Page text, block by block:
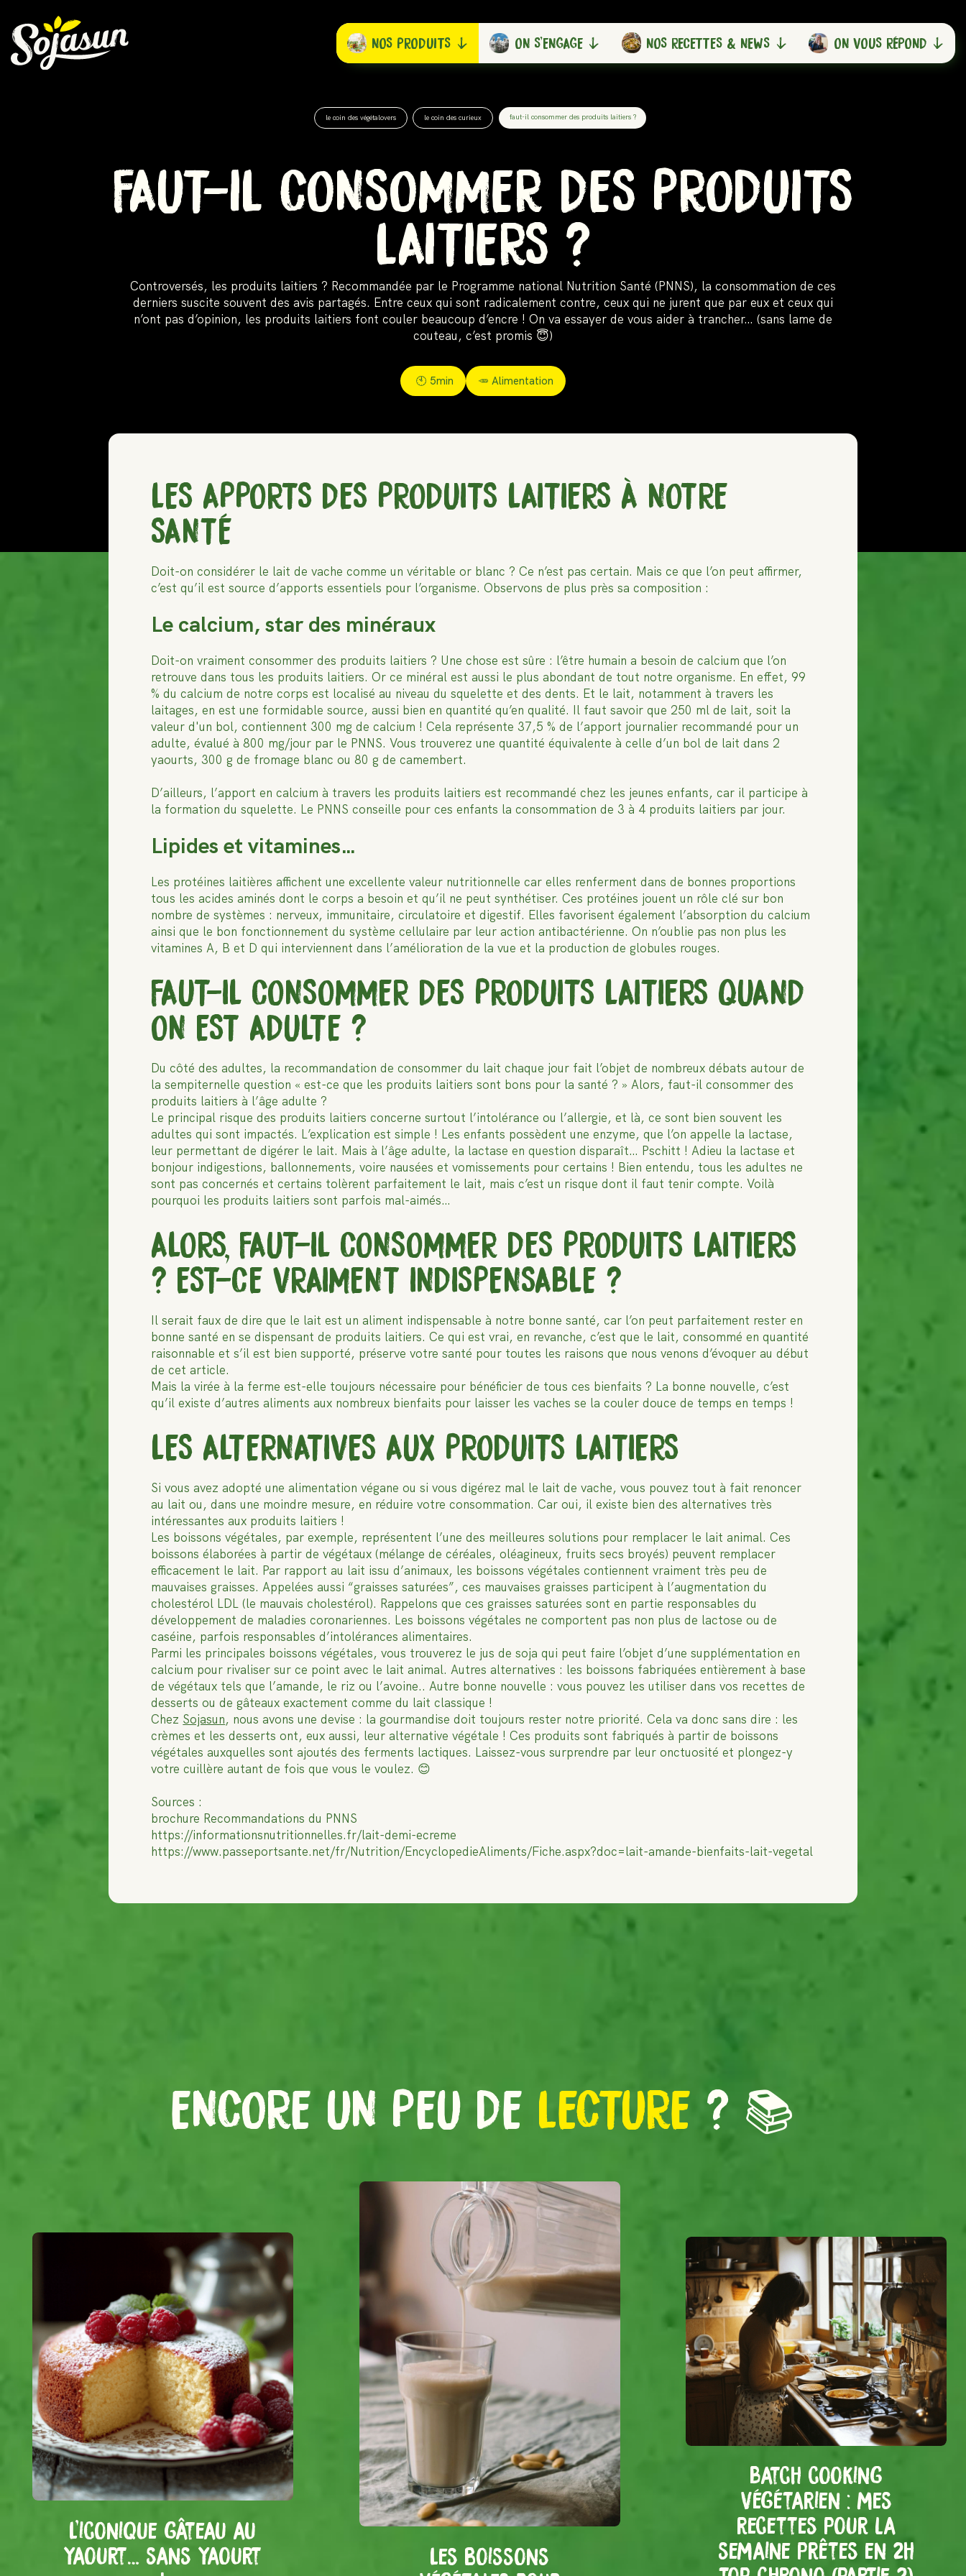
NOS PRODUITS ON S'ENGAGE NOS RECETTES & NEWS ON VOUS RÉPOND
le coin des végétalovers le coin des curieux faut-il consommer des produits laitiers ?
FAUT-IL CONSOMMER DES PRODUITS
LAITIERS ?
Controversés, les produits laitiers ? Recommandée par le Programme national Nutrition Santé (PNNS), la consommation de ces
derniers suscite souvent des avis partagés. Entre ceux qui sont radicalement contre, ceux qui ne jurent que par eux et ceux qui
n’ont pas d’opinion, les produits laitiers font couler beaucoup d’encre ! On va essayer de vous aider à trancher… (sans lame de
couteau, c’est promis 😇)
🕙 5min 🥕 Alimentation
LES APPORTS DES PRODUITS LAITIERS À NOTRE
SANTÉ
Doit-on considérer le lait de vache comme un véritable or blanc ? Ce n’est pas certain. Mais ce que l’on peut affirmer,
c’est qu’il est source d’apports essentiels pour l’organisme. Observons de plus près sa composition :
Le calcium, star des minéraux
Doit-on vraiment consommer des produits laitiers ? Une chose est sûre : l’être humain a besoin de calcium que l’on
retrouve dans tous les produits laitiers. Or ce minéral est aussi le plus abondant de tout notre organisme. En effet, 99
% du calcium de notre corps est localisé au niveau du squelette et des dents. Et le lait, notamment à travers les
laitages, en est une formidable source, aussi bien en quantité qu’en qualité. Il faut savoir que 250 ml de lait, soit la
valeur d'un bol, contiennent 300 mg de calcium ! Cela représente 37,5 % de l’apport journalier recommandé pour un
adulte, évalué à 800 mg/jour par le PNNS. Vous trouverez une quantité équivalente à celle d’un bol de lait dans 2
yaourts, 300 g de fromage blanc ou 80 g de camembert.
D’ailleurs, l’apport en calcium à travers les produits laitiers est recommandé chez les jeunes enfants, car il participe à
la formation du squelette. Le PNNS conseille pour ces enfants la consommation de 3 à 4 produits laitiers par jour.
Lipides et vitamines…
Les protéines laitières affichent une excellente valeur nutritionnelle car elles renferment dans de bonnes proportions
tous les acides aminés dont le corps a besoin et qu’il ne peut synthétiser. Ces protéines jouent un rôle clé sur bon
nombre de systèmes : nerveux, immunitaire, circulatoire et digestif. Elles favorisent également l’absorption du calcium
ainsi que le bon fonctionnement du système cellulaire par leur action antibactérienne. On n’oublie pas non plus les
vitamines A, B et D qui interviennent dans l’amélioration de la vue et la production de globules rouges.
FAUT-IL CONSOMMER DES PRODUITS LAITIERS QUAND
ON EST ADULTE ?
Du côté des adultes, la recommandation de consommer du lait chaque jour fait l’objet de nombreux débats autour de
la sempiternelle question « est-ce que les produits laitiers sont bons pour la santé ? » Alors, faut-il consommer des
produits laitiers à l’âge adulte ?
Le principal risque des produits laitiers concerne surtout l’intolérance ou l’allergie, et là, ce sont bien souvent les
adultes qui sont impactés. L’explication est simple ! Les enfants possèdent une enzyme, que l’on appelle la lactase,
leur permettant de digérer le lait. Mais à l’âge adulte, la lactase en question disparaît… Pschitt ! Adieu la lactase et
bonjour indigestions, ballonnements, voire nausées et vomissements pour certains ! Bien entendu, tous les adultes ne
sont pas concernés et certains tolèrent parfaitement le lait, mais c’est un risque dont il faut tenir compte. Voilà
pourquoi les produits laitiers sont parfois mal-aimés…
ALORS, FAUT-IL CONSOMMER DES PRODUITS LAITIERS
? EST-CE VRAIMENT INDISPENSABLE ?
Il serait faux de dire que le lait est un aliment indispensable à notre bonne santé, car l’on peut parfaitement rester en
bonne santé en se dispensant de produits laitiers. Ce qui est vrai, en revanche, c’est que le lait, consommé en quantité
raisonnable et s’il est bien supporté, préserve votre santé pour toutes les raisons que nous venons d’évoquer au début
de cet article.
Mais la virée à la ferme est-elle toujours nécessaire pour bénéficier de tous ces bienfaits ? La bonne nouvelle, c’est
qu’il existe d’autres aliments aux nombreux bienfaits pour laisser les vaches se la couler douce de temps en temps !
LES ALTERNATIVES AUX PRODUITS LAITIERS
Si vous avez adopté une alimentation végane ou si vous digérez mal le lait de vache, vous pouvez tout à fait renoncer
au lait ou, dans une moindre mesure, en réduire votre consommation. Car oui, il existe bien des alternatives très
intéressantes aux produits laitiers !
Les boissons végétales, par exemple, représentent l’une des meilleures solutions pour remplacer le lait animal. Ces
boissons élaborées à partir de végétaux (mélange de céréales, oléagineux, fruits secs broyés) peuvent remplacer
efficacement le lait. Par rapport au lait issu d’animaux, les boissons végétales contiennent vraiment très peu de
mauvaises graisses. Appelées aussi “graisses saturées”, ces mauvaises graisses participent à l’augmentation du
cholestérol LDL (le mauvais cholestérol). Rappelons que ces graisses saturées sont en partie responsables du
développement de maladies coronariennes. Les boissons végétales ne comportent pas non plus de lactose ou de
caséine, parfois responsables d’intolérances alimentaires.
Parmi les principales boissons végétales, vous trouverez le jus de soja qui peut faire l’objet d’une supplémentation en
calcium pour rivaliser sur ce point avec le lait animal. Autres alternatives : les boissons fabriquées entièrement à base
de végétaux tels que l’amande, le riz ou l’avoine.. Autre bonne nouvelle : vous pouvez les utiliser dans vos recettes de
desserts ou de gâteaux exactement comme du lait classique !
Chez Sojasun, nous avons une devise : la gourmandise doit toujours rester notre priorité. Cela va donc sans dire : les
crèmes et les desserts ont, eux aussi, leur alternative végétale ! Ces produits sont fabriqués à partir de boissons
végétales auxquelles sont ajoutés des ferments lactiques. Laissez-vous surprendre par leur onctuosité et plongez-y
votre cuillère autant de fois que vous le voulez. 😊
Sources :
brochure Recommandations du PNNS
https://informationsnutritionnelles.fr/lait-demi-ecreme
https://www.passeportsante.net/fr/Nutrition/EncyclopedieAliments/Fiche.aspx?doc=lait-amande-bienfaits-lait-vegetal
ENCORE UN PEU DE LECTURE ? 📚
L'iconique gâteau au
yaourt… sans yaourt
Les boissons
Batch cooking
végétarien : mes
recettes pour la
semaine prêtes en 2h